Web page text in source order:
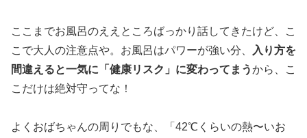
ここまでお風呂のええところばっかり話してきたけど、こ
こで大人の注意点や。お風呂はパワーが強い分、
入り方を
間違えると一気に「健康リスク」に変わってまうから、こ
こだけは絶対守ってな！
よくおばちゃんの周りでもな、「42℃くらいの熱〜いお